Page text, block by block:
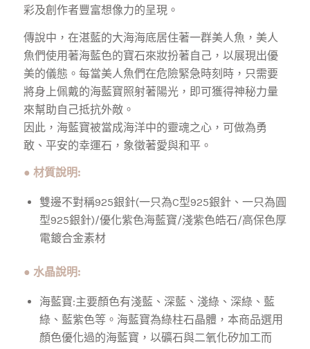
彩及創作者豐富想像力的呈現。
傳說中，在湛藍的大海海底居住著一群美人魚，美人
魚們使用著海藍色的寶石來妝扮著自己，以展現出優
美的儀態。每當美人魚們在危險緊急時刻時，只需要
將身上佩戴的海藍寶照射著陽光，即可獲得神秘力量
來幫助自己抵抗外敵。
因此，海藍寶被當成海洋中的靈魂之心，可做為勇
敢、平安的幸運石，象徵著愛與和平。
● 材質說明:
雙邊不對稱925銀針(一只為C型925銀針、一只為圓
型925銀針)/優化紫色海藍寶/淺紫色皓石/高保色厚
電鍍合金素材
● 水晶說明:
海藍寶:主要顏色有淺藍、深藍、淺綠、深綠、藍
綠、藍紫色等。海藍寶為綠柱石晶體，本商品選用
顏色優化過的海藍寶，以礦石與二氧化矽加工而